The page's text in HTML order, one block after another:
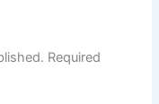
Required